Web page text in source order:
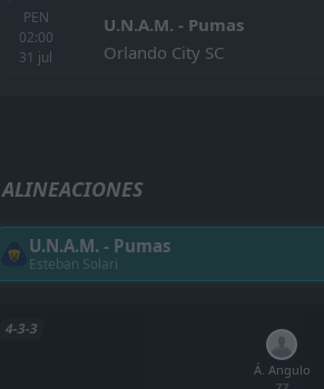
PEN
02:00
31 jul
U.N.A.M. - Pumas
Orlando City SC
ALINEACIONES
U.N.A.M. - Pumas
Esteban Solari
4-3-3
Á. Angulo